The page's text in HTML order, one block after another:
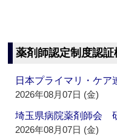
薬剤師認定制度認
日本プライマリ・ケ
2026年08月07日 (金)
埼玉県病院薬剤師会
2026年08月07日 (金)